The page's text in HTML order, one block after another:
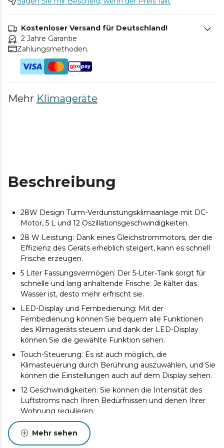
Kostenloser Versand für Deutschland!
2 Jahre Garantie
Zahlungsmethoden.
Mehr Klimageräte
Beschreibung
28W Design Turm-Verdunstungsklimaanlage mit DC-
Motor, 5 L und 12 Oszillationsgeschwindigkeiten.
28 W Leistung: Dank eines Gleichstrommotors, der die
Effizienz des Geräts erheblich steigert, kann es schnell
Frische erzeugen.
5 Liter Fassungsvermögen: Der 5-Liter-Tank sorgt für
schnelle und lang anhaltende Frische. Je kälter das
Wasser ist, desto mehr erfrischt sie.
LED-Display und Fernbedienung: Mit der
Fernbedienung können Sie bequem alle Funktionen
des Klimageräts steuern und dank der LED-Display
können Sie die gewählte Funktion sehen.
Touch-Steuerung: Es ist auch möglich, die
Klimasteuerung durch Berührung auszuwählen, und Sie
können die Einstellungen auch auf dem Display sehen.
12 Geschwindigkeiten: Sie können die Intensität des
Luftstroms nach Ihren Bedürfnissen und denen Ihrer
Wohnung regulieren.
3 Belüftungsmodi: Wählen Sie zwischen den Modi
"Normal", "Natur" und "Sleep" und passen Sie den
Mehr sehen